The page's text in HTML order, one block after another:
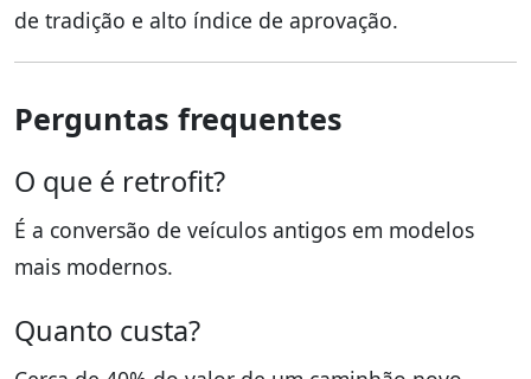
de tradição e alto índice de aprovação.
Perguntas frequentes
O que é retrofit?
É a conversão de veículos antigos em modelos
mais modernos.
Quanto custa?